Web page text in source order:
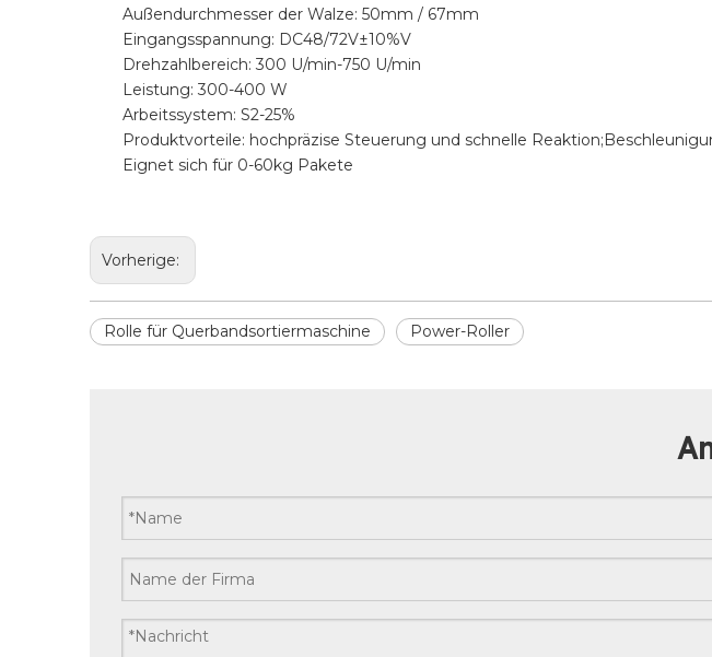
Außendurchmesser der Walze: 50mm / 67mm
Eingangsspannung: DC48/72V±10%V
Drehzahlbereich: 300 U/min-750 U/min
Leistung: 300-400 W
Arbeitssystem: S2-25%
Produktvorteile: hochpräzise Steuerung und schnelle
Eignet sich für 0-60kg Pakete
Vorherige:
Rolle für Querbandsortiermaschine Power-Roller